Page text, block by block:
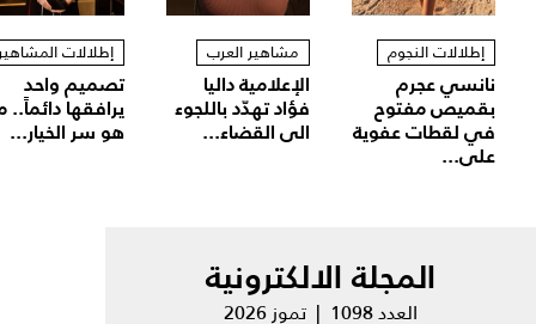
إطلالات النجوم
نانسي عجرم
بقميص مفتوح
في لقطات عفوية
على...
مشاهير العرب
الإعلامية داليا
فؤاد تهدّد باللجوء
الى القضاء...
إطلالات
تصميم واحد
يرافقها دائماً..
هو سر الخيار...
المجلة الالكترونية
العدد 1098 | تموز 2026